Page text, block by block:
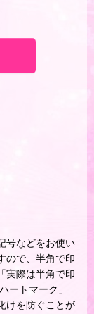
号などをお使い
ので、半角で印
実際は半角で印
ートマーク」
けを防ぐことが